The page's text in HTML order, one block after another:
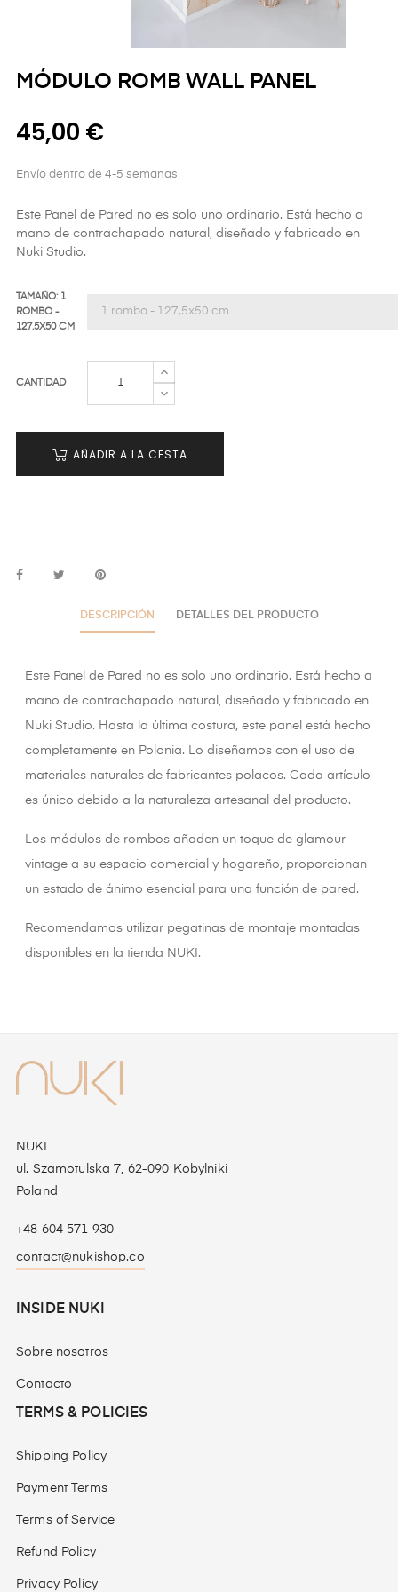
MÓDULO ROMB WALL PANEL
45,00 €
Envío dentro de 4-5 semanas
Este Panel de Pared no es solo uno ordinario. Está hecho a
mano de contrachapado natural, diseñado y fabricado en
Nuki Studio.
TAMAÑO: 1
ROMBO -
127,5X50 CM
CANTIDAD
AÑADIR A LA CESTA
DESCRIPCIÓN DETALLES DEL PRODUCTO
Este Panel de Pared no es solo uno ordinario. Está hecho a
mano de contrachapado natural, diseñado y fabricado en
Nuki Studio. Hasta la última costura, este panel está hecho
completamente en Polonia. Lo diseñamos con el uso de
materiales naturales de fabricantes polacos. Cada artículo
es único debido a la naturaleza artesanal del producto.
Los módulos de rombos añaden un toque de glamour
vintage a su espacio comercial y hogareño, proporcionan
un estado de ánimo esencial para una función de pared.
Recomendamos utilizar pegatinas de montaje montadas
disponibles en la tienda NUKI.
NUKI
ul. Szamotulska 7, 62-090 Kobylniki
Poland
+48 604 571 930
contact@nukishop.co
INSIDE NUKI
Sobre nosotros
Contacto
TERMS & POLICIES
Shipping Policy
Payment Terms
Terms of Service
Refund Policy
Privacy Policy